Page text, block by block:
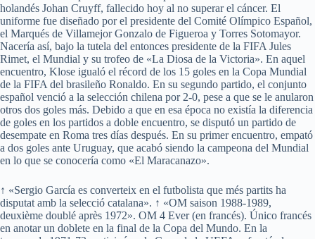
holandés Johan Cruyff, fallecido hoy al no superar el cáncer. El
uniforme fue diseñado por el presidente del Comité Olímpico Español,
el Marqués de Villamejor Gonzalo de Figueroa y Torres Sotomayor.
Nacería así, bajo la tutela del entonces presidente de la FIFA Jules
Rimet, el Mundial y su trofeo de «La Diosa de la Victoria». En aquel
encuentro, Klose igualó el récord de los 15 goles en la Copa Mundial
de la FIFA del brasileño Ronaldo. En su segundo partido, el conjunto
español venció a la selección chilena por 2-0, pese a que se le anularon
otros dos goles más. Debido a que en esa época no existía la diferencia
de goles en los partidos a doble encuentro, se disputó un partido de
desempate en Roma tres días después. En su primer encuentro, empató
a dos goles ante Uruguay, que acabó siendo la campeona del Mundial
en lo que se conocería como «El Maracanazo».
↑ «Sergio García es converteix en el futbolista que més partits ha
disputat amb la selecció catalana». ↑ «OM saison 1988-1989,
deuxième doublé après 1972». OM 4 Ever (en francés). Único francés
en anotar un doblete en la final de la Copa del Mundo. En la